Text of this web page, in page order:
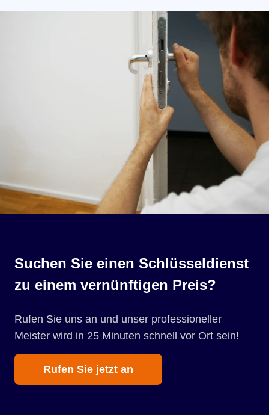
Suchen Sie einen Schlüsseldienst
zu einem vernünftigen Preis?
Rufen Sie uns an und unser professioneller
Meister wird in 25 Minuten schnell vor Ort sein!
Rufen Sie jetzt an